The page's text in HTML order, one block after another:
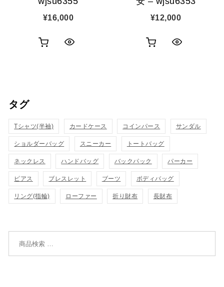
¥16,000 ¥12,000
タグ
Tシャツ(半袖) カードケース コインパース サンダル
ショルダーバッグ スニーカー トートバッグ
ネックレス ハンドバッグ バックパック パーカー
ピアス ブレスレット ブーツ ボディバッグ
リング(指輪) ローファー 折り財布 長財布